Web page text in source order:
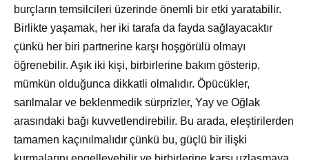
burçların temsilcileri üzerinde önemli bir etki yaratabilir.
Birlikte yaşamak, her iki tarafa da fayda sağlayacaktır
çünkü her biri partnerine karşı hoşgörülü olmayı
öğrenebilir. Aşık iki kişi, birbirlerine bakım gösterip,
mümkün olduğunca dikkatli olmalıdır. Öpücükler,
sarılmalar ve beklenmedik sürprizler, Yay ve Oğlak
arasındaki bağı kuvvetlendirebilir. Bu arada, eleştirilerden
tamamen kaçınılmalıdır çünkü bu, güçlü bir ilişki